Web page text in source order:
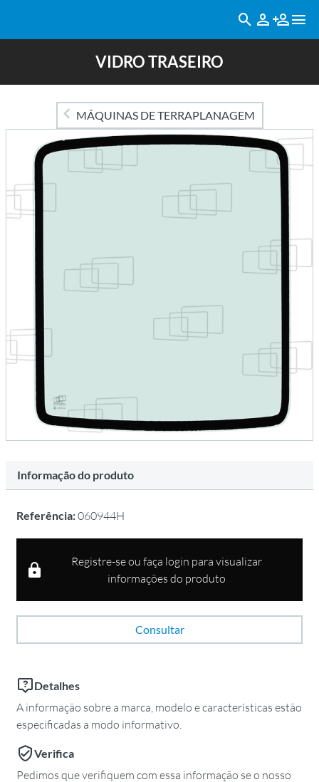
VIDRO TRASEIRO
MÁQUINAS DE TERRAPLANAGEM
Informação do produto
Referência:060944H
Registre-se ou faça login para visualizar
informações do produto
Consultar
Detalhes
A informação sobre a marca, modelo e características estão
especificadas a modo informativo.
Verifica
Pedimos que verifiquem com essa informação se o nosso